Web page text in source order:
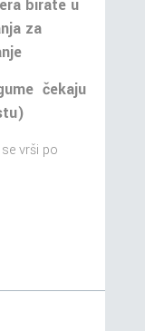
birate u
za
čekaju
vrši po